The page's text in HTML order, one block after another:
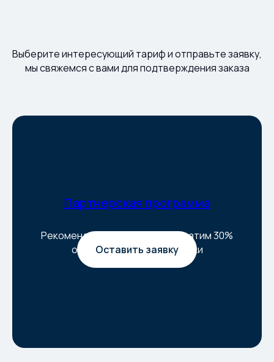
Выберите интересующий тариф и отправьте заявку,
мы свяжемся с вами для подтверждения заказа
Партнерская программа
Рекомендуйте Тильподу, мы платим 30%
от каждой успешной сделки
Оставить заявку